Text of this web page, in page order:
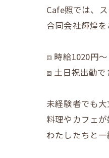
Cafe照では、
合同会社輝煌
⧈ 時給1020円〜
⧈ 土日祝出勤で
未経験者でも
料理やカフェが
わたしたちと